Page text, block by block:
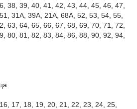
38, 39, 40, 41, 42, 43, 44, 45, 46, 47,
31А, 39А, 21А, 68А, 52, 53, 54, 55,
63, 64, 65, 66, 67, 68, 69, 70, 71, 72,
80, 81, 82, 83, 84, 86, 88, 90, 92, 94,
17, 18, 19, 20, 21, 22, 23, 24, 25,